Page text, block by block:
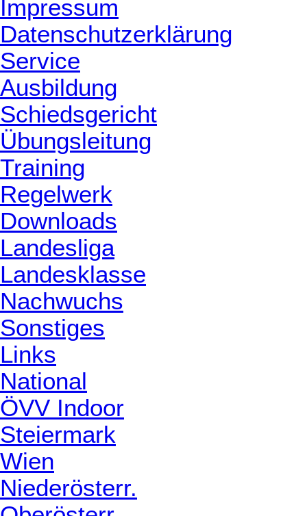
Impressum
Datenschutzerklärung
Service
Ausbildung
Schiedsgericht
Übungsleitung
Training
Regelwerk
Downloads
Landesliga
Landesklasse
Nachwuchs
Sonstiges
Links
National
ÖVV Indoor
Steiermark
Wien
Niederösterr.